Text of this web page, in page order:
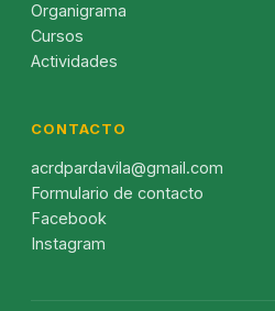
Organigrama
Cursos
Actividades
CONTACTO
acrdpardavila@gmail.com
Formulario de contacto
Facebook
Instagram